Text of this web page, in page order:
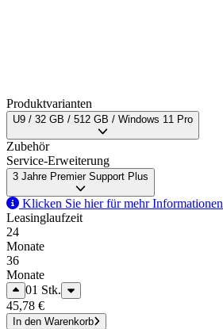
Produktvarianten
U9 / 32 GB / 512 GB / Windows 11 Pro
Zubehör
Service-Erweiterung
3 Jahre Premier Support Plus
Klicken Sie hier für mehr Informationen
Leasinglaufzeit
24
Monate
36
Monate
01 Stk.
45,78 €
In den Warenkorb